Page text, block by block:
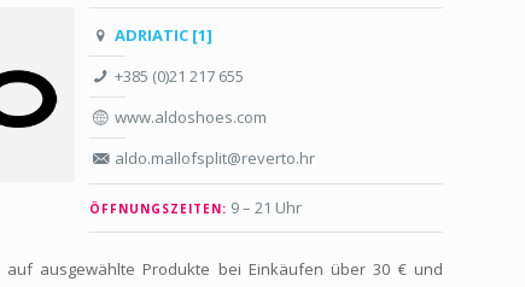
ADRIATIC [1]
+385 (0)21 217 655
www.aldoshoes.com
aldo.mallofsplit@reverto.hr
ÖFFNUNGSZEITEN: 9 – 21 Uhr
ausgewählte Produkte bei Einkäufen über 30 € und